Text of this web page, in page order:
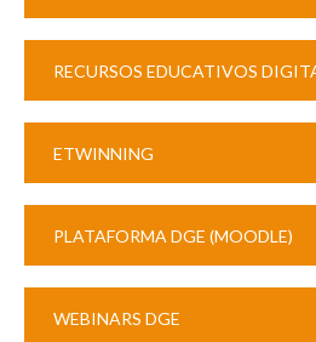
RECURSOS EDUCATIVOS
ETWINNING
PLATAFORMA DGE (MOODLE)
WEBINARS DGE